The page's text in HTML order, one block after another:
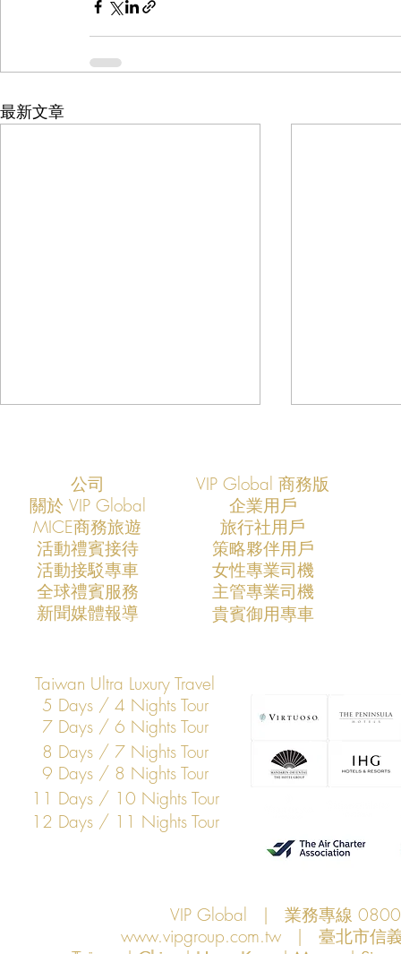
最新文章
VIP Global：定義未來十年的亞
太企業高層安全新標準
VIP Global
市場的專業
公司
VIP Global 商務版
關於 VIP Global
企業用戶
​MICE商務旅遊
旅行社用戶
​活動禮賓接待
策略夥伴用戶
活動接駁專車
​全球禮賓服務
​新聞媒體報導
​女性專業司機
​主管專業司機
​貴賓御用專車
Taiwan Ultra Luxury Travel
5 Days / 4 Nights Tour
7 Days / 6 Nights Tour
8 Days / 7 Nights Tour
9 Days / 8 Nights Tour
11 Days / 10 Nights Tour
12 Days / 11 Nights Tour
VIP Global | 業務專線
www.vipgroup.com.tw | 臺北市信